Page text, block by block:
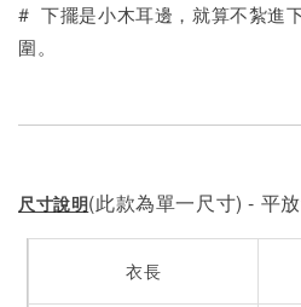
# 下擺是小木耳邊，就算不紮進
圍。
尺寸說明(此款為單一尺寸) - 平
衣長